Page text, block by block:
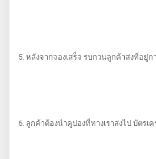
5. หลังจากจองเสร็จ รบกวนลูกค้าส่งที่อยู่
6. ลูกค้าต้องนำคูปองที่ทางเราส่งไป บัตร